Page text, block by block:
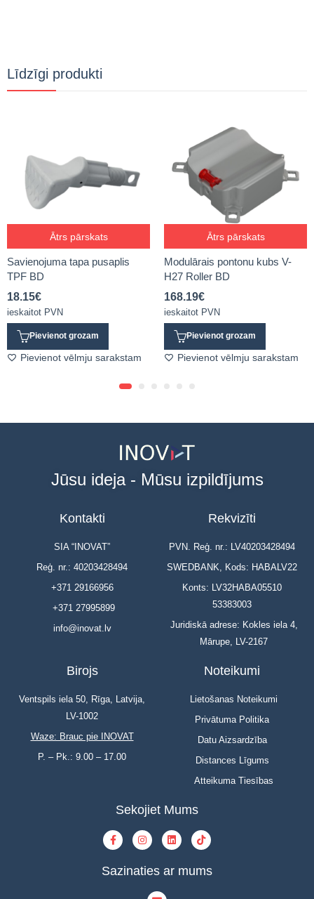
Līdzīgi produkti
Ātrs pārskats
Savienojuma tapa pusaplis
TPF BD
18.15€
ieskaitot PVN
Pievienot grozam
Pievienot vēlmju sarakstam
Ātrs pārskats
Modulārais pontonu kubs V-
H27 Roller BD
168.19€
ieskaitot PVN
Pievienot grozam
Pievienot vēlmju sarakstam
Jūsu ideja - Mūsu izpildījums
Kontakti
SIA “INOVAT”
Reģ. nr.: 40203428494
+371 29166956
+371 27995899
info@inovat.lv
Rekvizīti
PVN. Reģ. nr.: LV40203428494
SWEDBANK, Kods: HABALV22
Konts: LV32HABA05510
53383003
Juridiskā adrese: Kokles iela 4,
Mārupe, LV-2167
Birojs
Ventspils iela 50, Rīga, Latvija,
LV-1002
Waze: Brauc pie INOVAT
P. – Pk.: 9.00 – 17.00
Noteikumi
Lietošanas Noteikumi
Privātuma Politika
Datu Aizsardzība
Distances Līgums
Atteikuma Tiesības
Sekojiet Mums
Sazinaties ar mums